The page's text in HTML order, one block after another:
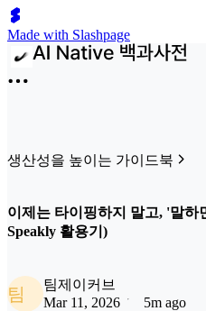
Made with Slashpage
생산성을 높이는 가이드북
이제는 타이핑하지 말고, '말하
Speakly 활용기)
팀
팀제이커브
Mar 11, 2026
5m ago